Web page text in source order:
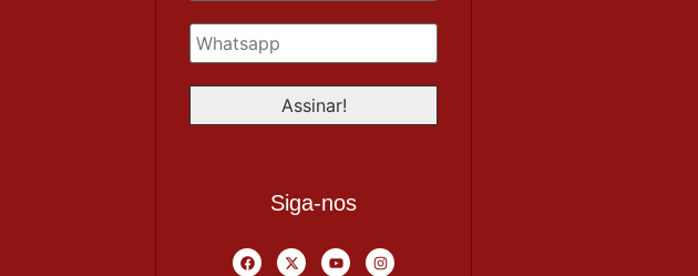
Siga-nos